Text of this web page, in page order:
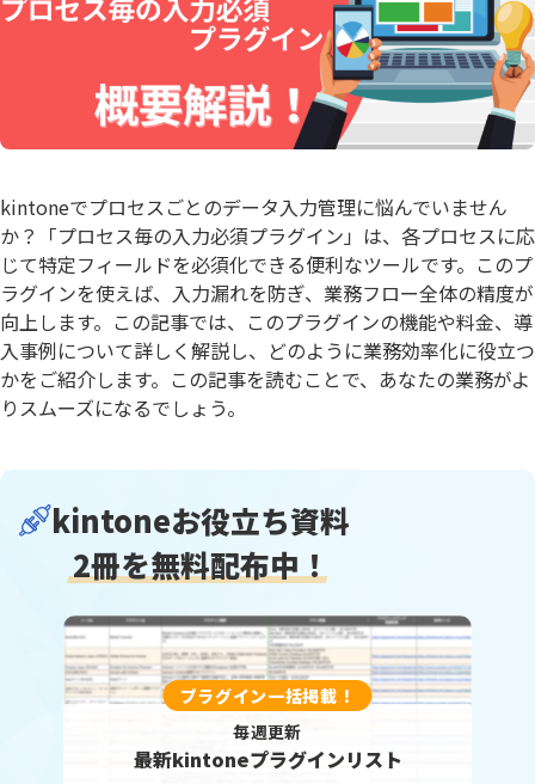
kintoneでプロセスごとのデータ入力管理に悩んでいません
か？「プロセス毎の入力必須プラグイン」は、各プロセスに応
じて特定フィールドを必須化できる便利なツールです。このプ
ラグインを使えば、入力漏れを防ぎ、業務フロー全体の精度が
向上します。この記事では、このプラグインの機能や料金、導
入事例について詳しく解説し、どのように業務効率化に役立つ
かをご紹介します。この記事を読むことで、あなたの業務がよ
りスムーズになるでしょう。
kintoneお役立ち資料
2冊を無料配布中！
プラグイン一括掲載！
毎週更新
最新kintoneプラグインリスト